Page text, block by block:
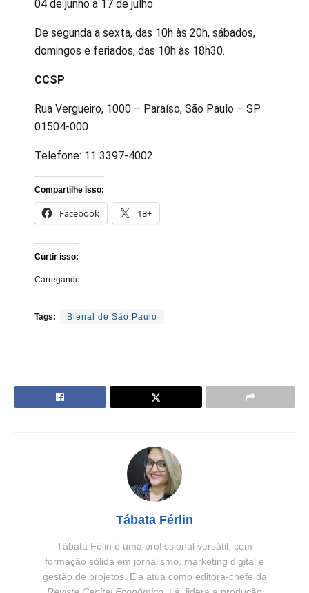
04 de junho a 17 de julho
De segunda a sexta, das 10h às 20h, sábados,
domingos e feriados, das 10h às 18h30.
CCSP
Rua Vergueiro, 1000 – Paraíso, São Paulo – SP
01504-000
Telefone: 11 3397-4002
Compartilhe isso:
Facebook 18+
Curtir isso:
Carregando...
Tags: Bienal de São Paulo
Tábata Férlin
Tábata Félin é uma profissional versátil, com
formação sólida em jornalismo, marketing digital e
gestão de projetos. Ela atua como editora-chefe da